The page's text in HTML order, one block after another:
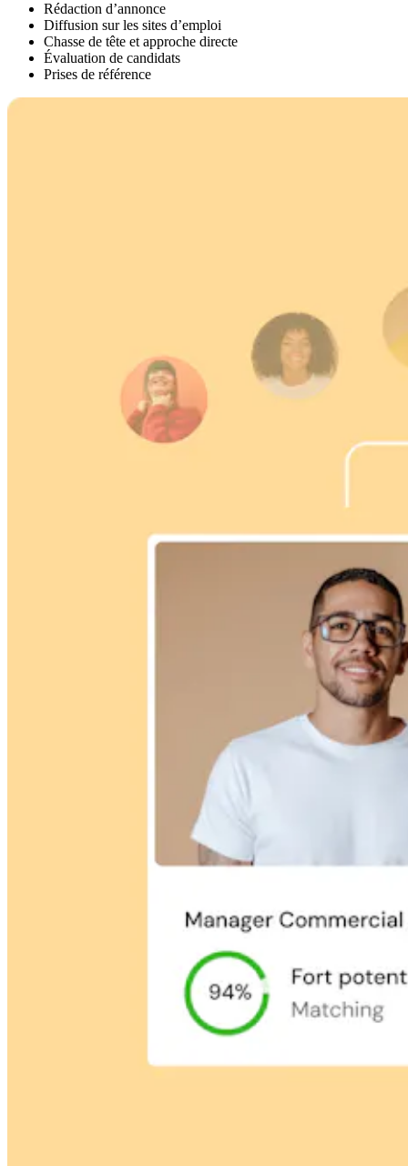
Rédaction d’annonce
Diffusion sur les sites d’emploi
Chasse de tête et approche directe
Évaluation de candidats
Prises de référence